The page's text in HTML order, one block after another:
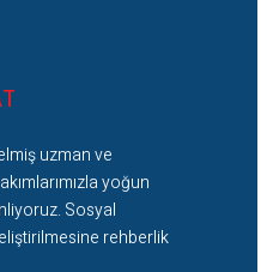
uzman ve
yoğun
Sosyal
rehberlik